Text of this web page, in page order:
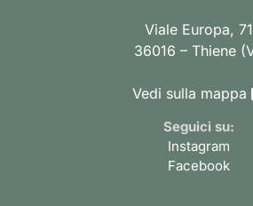
Viale Europa, 71
36016 – Thiene
Vedi sulla mappa
Seguici su:
Instagram
Facebook